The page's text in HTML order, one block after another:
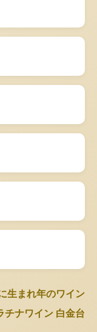
生まれ年のワイン
チナワイン 白金台